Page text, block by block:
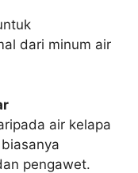
dari minum air
air kelapa
pengawet.